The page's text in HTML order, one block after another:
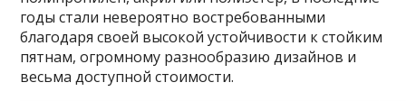
годы стали невероятно востребованными
благодаря своей высокой устойчивости к стойким
пятнам, огромному разнообразию дизайнов и
весьма доступной стоимости.